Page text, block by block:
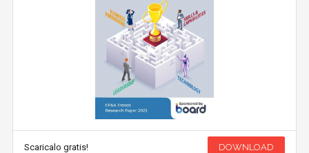
Scaricalo gratis! DOWNLOAD